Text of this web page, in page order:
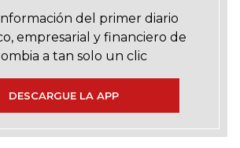
del primer diario
empresarial y financiero de
a tan solo un clic
DESCARGUE LA APP